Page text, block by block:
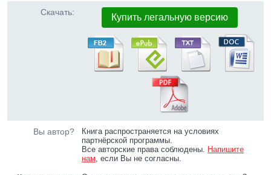
Скачать: Купить легальную версию
Вы автор?
Книга распространяется на условиях
партнёрской программы.
Все авторские права соблюдены. Напишите
нам, если Вы не согласны.